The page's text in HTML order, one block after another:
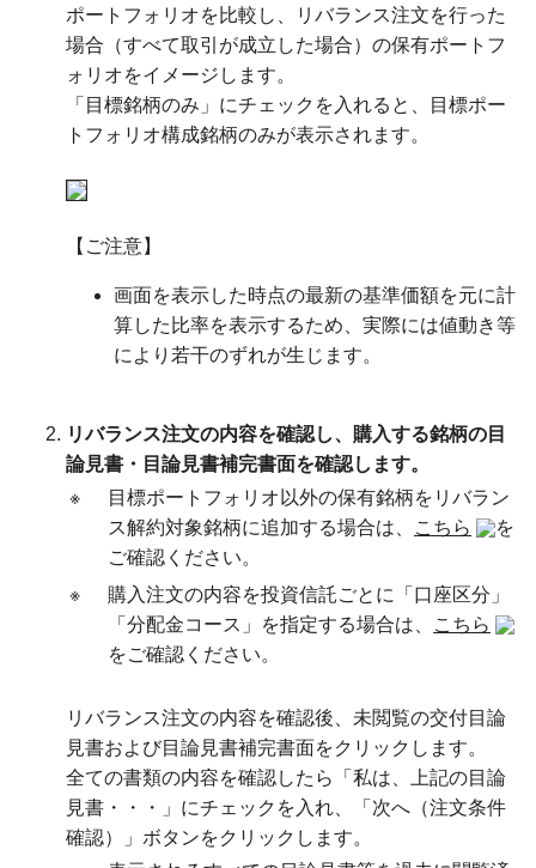
ポートフォリオを比較し、リバランス注文を行った
場合（すべて取引が成立した場合）の保有ポートフ
ォリオをイメージします。
「目標銘柄のみ」にチェックを入れると、目標ポー
トフォリオ構成銘柄のみが表示されます。
【ご注意】
画面を表示した時点の最新の基準価額を元に計
算した比率を表示するため、実際には値動き等
により若干のずれが生じます。
リバランス注文の内容を確認し、購入する銘柄の目
論見書・目論見書補完書面を確認します。
※
目標ポートフォリオ以外の保有銘柄をリバラン
ス解約対象銘柄に追加する場合は、
こちら
を
ご確認ください。
※
購入注文の内容を投資信託ごとに「口座区分」
「分配金コース」を指定する場合は、
こちら
をご確認ください。
リバランス注文の内容を確認後、未閲覧の交付目論
見書および目論見書補完書面をクリックします。
全ての書類の内容を確認したら「私は、上記の目論
見書・・・」にチェックを入れ、「次へ（注文条件
確認）」ボタンをクリックします。